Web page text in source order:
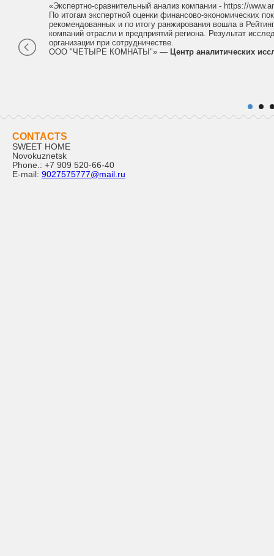
«Экспертно-сравнительный анализ компании - https://
По итогам экспертной оценки финансово-экономических
рекомендованных и по итогу ранжирования вошла в
компаний отрасли и предприятий региона. Результат
организации при сотрудничестве.
ООО "ЧЕТЫРЕ КОМНАТЫ"» — Центр аналитических
CONTACTS
SWEET HOME
Novokuznetsk
Phone.: +7 909 520-66-40
E-mail: 9027575777@mail.ru